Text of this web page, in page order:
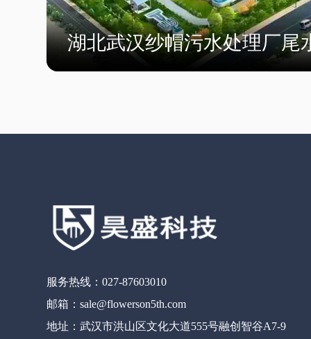
湖北武汉纱帽污水处理厂尾
服务热线：027-87603010
邮箱：sale@flowerson5th.com
地址：武汉市洪山区文化大道555号融创智谷A7-9